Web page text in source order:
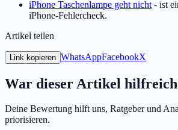
iPhone Taschenlampe geht nicht - ist
iPhone-Fehlercheck.
Artikel teilen
Link kopieren WhatsAppFacebookX
War dieser Artikel
Deine Bewertung hilft uns, Ratgeber und
priorisieren.